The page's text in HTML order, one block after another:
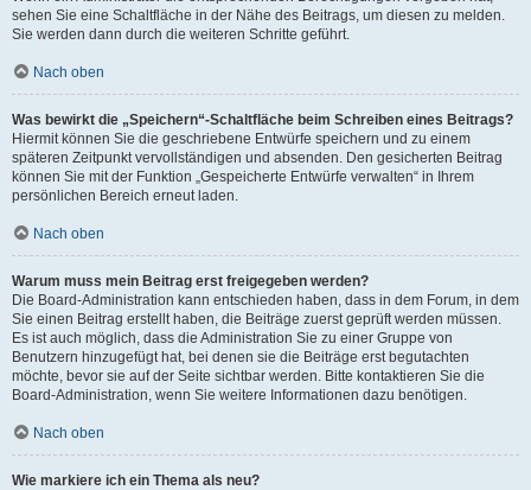
sehen Sie eine Schaltfläche in der Nähe des Beitrags, um diesen zu melden.
Sie werden dann durch die weiteren Schritte geführt.
Nach oben
Was bewirkt die „Speichern“-Schaltfläche beim Schreiben eines Beitrags?
Hiermit können Sie die geschriebene Entwürfe speichern und zu einem
späteren Zeitpunkt vervollständigen und absenden. Den gesicherten Beitrag
können Sie mit der Funktion „Gespeicherte Entwürfe verwalten“ in Ihrem
persönlichen Bereich erneut laden.
Nach oben
Warum muss mein Beitrag erst freigegeben werden?
Die Board-Administration kann entschieden haben, dass in dem Forum, in dem
Sie einen Beitrag erstellt haben, die Beiträge zuerst geprüft werden müssen.
Es ist auch möglich, dass die Administration Sie zu einer Gruppe von
Benutzern hinzugefügt hat, bei denen sie die Beiträge erst begutachten
möchte, bevor sie auf der Seite sichtbar werden. Bitte kontaktieren Sie die
Board-Administration, wenn Sie weitere Informationen dazu benötigen.
Nach oben
Wie markiere ich ein Thema als neu?